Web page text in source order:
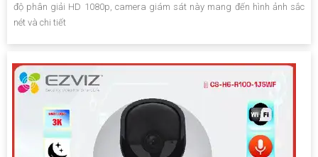
độ phân giải HD 1080p, camera giám sát này mang đến hình ảnh sắc
nét và chi tiết